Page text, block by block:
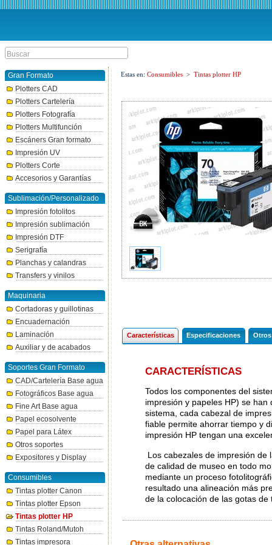
Gran Formato
Plotters CAD
Plotters Cartelería
Plotters Fotografía
Plotters Multifunción
Escáners Gran formato
Impresión UV
Plotters Corte
Accesorios y Garantías
Sublimación/Personalizado
Impresión fotolitos
Impresión sublimación
Impresión DTF
Serigrafía
Planchas y calandras
Transfers y vinilos
Maquinaria
Cortadoras y guillotinas
Encuadernación
Laminación
Auxiliar y de acabados
Soportes Gran Formato
CAD/Cartelería Base agua
Fotográficos Base agua
Fine Art Base agua
Papel ecosolvente
Papel para Látex
Otros soportes
Expositores y Display
Consumibles
Tintas plotter Canon
Tintas plotter Epson
Tintas plotter HP
Tintas Roland/Mutoh
Tintas impresora
Estas en: Consumibles > Tintas plotter HP
Características Especificaciones
CARACTERÍSTICAS
Todos los componentes del
impresión y papeles HP) se
sistema, cada cabezal de
fiable permite ahorrar tiempo y
impresión HP tengan una
Los cabezales de impresión de
de calidad de museo en todo
mediante un proceso
resultado una alineación más
de la colocación de las gotas de